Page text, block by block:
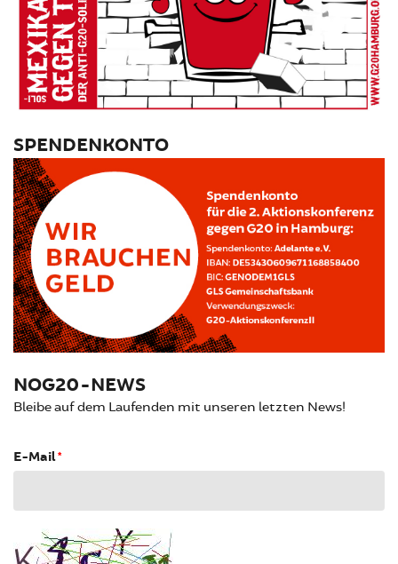
SPENDENKONTO
NOG20-NEWS
Bleibe auf dem Laufenden mit unseren letzten News!
E-Mail*